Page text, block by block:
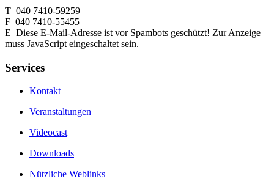
T 040 7410-59259
F 040 7410-55455
E Diese E-Mail-Adresse ist vor Spambots geschützt! Zur Anzeige
muss JavaScript eingeschaltet sein.
Services
Kontakt
Veranstaltungen
Videocast
Downloads
Nützliche Weblinks